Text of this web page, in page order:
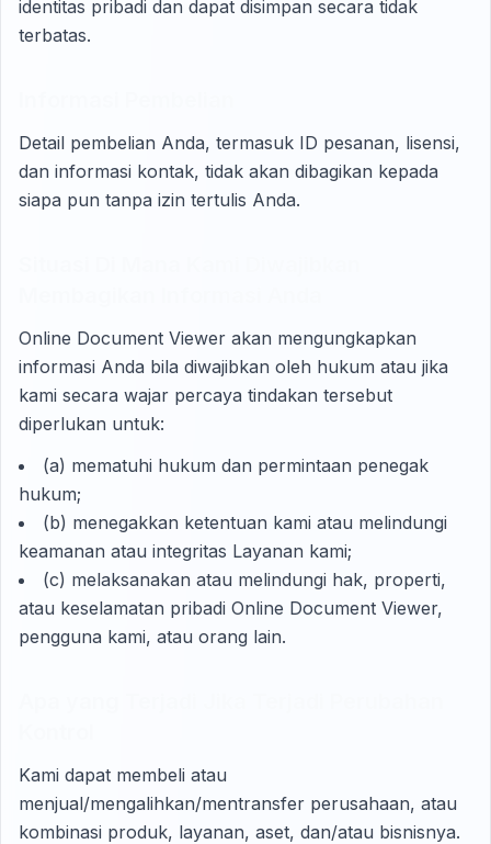
identitas pribadi dan dapat disimpan secara tidak
terbatas.
Detail pembelian Anda, termasuk ID pesanan, lisensi,
dan informasi kontak, tidak akan dibagikan kepada
siapa pun tanpa izin tertulis Anda.
Online Document Viewer akan mengungkapkan
informasi Anda bila diwajibkan oleh hukum atau jika
kami secara wajar percaya tindakan tersebut
diperlukan untuk:
(a) mematuhi hukum dan permintaan penegak
hukum;
(b) menegakkan ketentuan kami atau melindungi
keamanan atau integritas Layanan kami;
(c) melaksanakan atau melindungi hak, properti,
atau keselamatan pribadi Online Document Viewer,
pengguna kami, atau orang lain.
Kami dapat membeli atau
menjual/mengalihkan/mentransfer perusahaan, atau
kombinasi produk, layanan, aset, dan/atau bisnisnya.